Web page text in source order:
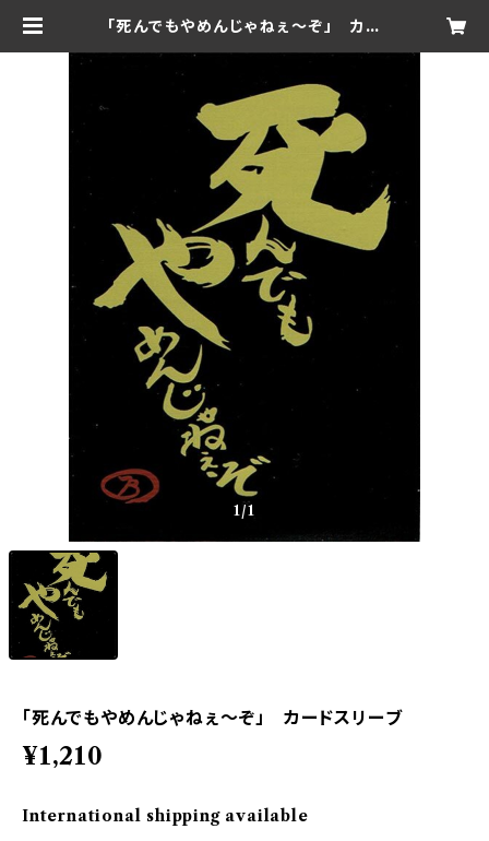
「死んでもやめんじゃねぇ～ぞ」 カー
1/1
「死んでもやめんじゃねぇ～ぞ」 カードスリーブ
¥1,210
International shipping available